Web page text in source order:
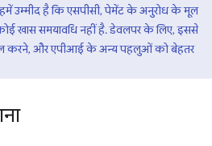
उम्मीद है कि एसपीसी, पेमेंट के अनुरोध के मूल
खास समयावधि नहीं है. डेवलपर के लिए, इससे
करने, और एपीआई के अन्य पहलुओं को बेहतर